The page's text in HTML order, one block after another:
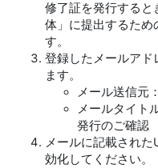
修了証を発行すると
体」に提出するため
す。
登録したメールアド
ます。
メール送信元
メールタイト
発行のご確認
メールに記載され
効化してください。